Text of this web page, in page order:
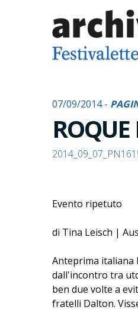
07/09/2014 -
Evento ripetuto
di Tina Leisch |
Anteprima italiana
dall'incontro tra
ben due volte a
fratelli Dalton.